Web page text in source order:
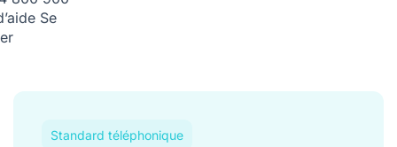
Se
Standard téléphonique